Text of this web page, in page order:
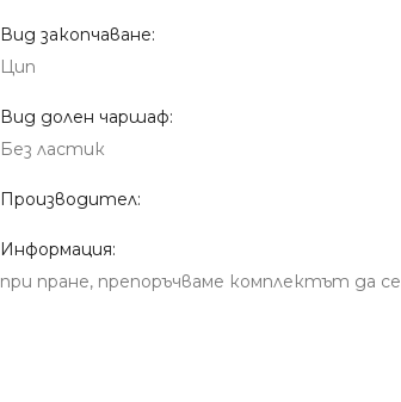
Вид закопчаване:
Цип
Вид долен чаршаф:
Без ластик
Производител:
Информация:
при пране, препоръчваме комплектът да